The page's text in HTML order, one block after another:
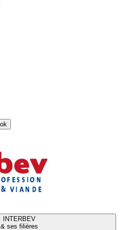
INTERBEV
& ses filières